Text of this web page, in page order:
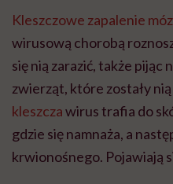
Kleszczowe zapalenie
wirusową chorobą
się nią zarazić, także pijąc
zwierząt, które zostały
kleszczawirus trafia do
gdzie się namnaża, a
krwionośnego. Pojawiają